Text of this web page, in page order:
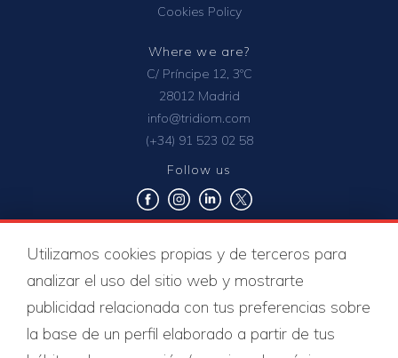
Cookies Policy
Where we are?
C/ Príncipe 12, 3ºC
28012 Madrid
info@tridiom.com
(+34) 91 523 02 58
Follow us
Quality certificates
Utilizamos cookies propias y de terceros para
analizar el uso del sitio web y mostrarte
publicidad relacionada con tus preferencias sobre
la base de un perfil elaborado a partir de tus